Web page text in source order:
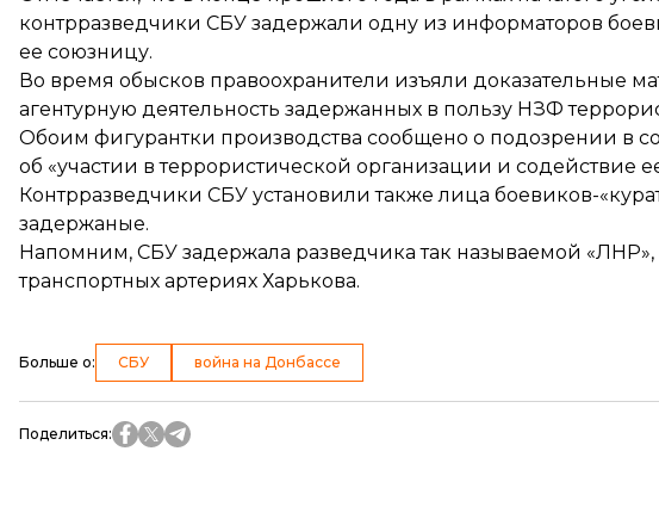
контрразведчики СБУ задержали одну из информаторов
ее союзницу.
Во время обысков правоохранители изъяли доказательные
агентурную деятельность задержанных в пользу НЗФ
Обоим фигурантки производства сообщено о подозрении в
об «участии в террористической организации и содействие
Контрразведчики СБУ установили также лица боевиков-
задержаные.
Напомним, СБУ задержала разведчика так называемой
транспортных артериях Харькова.
Больше о: СБУ война на Донбассе
Поделиться: